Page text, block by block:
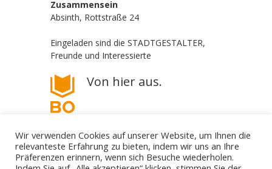
Zusammensein
Absinth, Rottstraße 24
Eingeladen sind die STADTGESTALTER,
Freunde und Interessierte
Von hier aus.
Wir verwenden Cookies auf unserer Website, um Ihnen die
relevanteste Erfahrung zu bieten, indem wir uns an Ihre
Präferenzen erinnern, wenn sich Besuche wiederholen.